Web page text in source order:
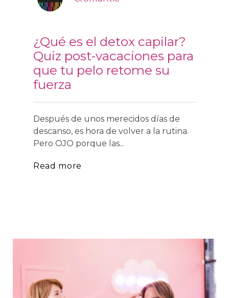
¿Qué es el detox capilar?
Quiz post-vacaciones para
que tu pelo retome su
fuerza
Después de unos merecidos días de
descanso, es hora de volver a la rutina.
Pero OJO porque las...
Read more